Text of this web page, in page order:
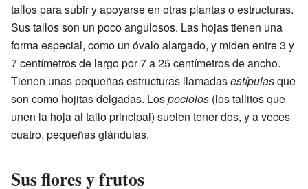
tallos para subir y apoyarse en otras plantas o estructuras.
Sus tallos son un poco angulosos. Las hojas tienen una
forma especial, como un óvalo alargado, y miden entre 3 y
7 centímetros de largo por 7 a 25 centímetros de ancho.
Tienen unas pequeñas estructuras llamadasestípulasque
son como hojitas delgadas. Lospeciolos (los tallitos que
unen la hoja al tallo principal) suelen tener dos, y a veces
cuatro, pequeñas glándulas.
Sus flores y frutos